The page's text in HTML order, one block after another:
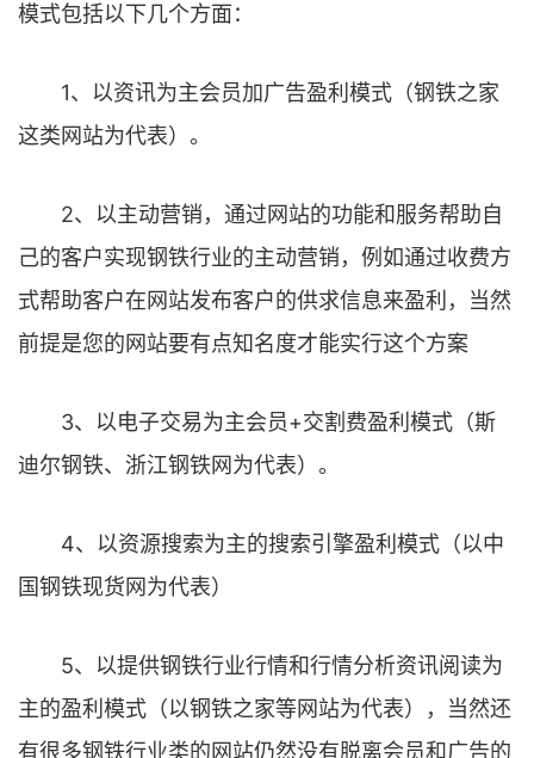
模式包括以下几个方面：
1、以资讯为主会员加广告盈利模式（钢铁之家
这类网站为代表）。
2、以主动营销，通过网站的功能和服务帮助自
己的客户实现钢铁行业的主动营销，例如通过收费方
式帮助客户在网站发布客户的供求信息来盈利，当然
前提是您的网站要有点知名度才能实行这个方案
3、以电子交易为主会员+交割费盈利模式（斯
迪尔钢铁、浙江钢铁网为代表）。
4、以资源搜索为主的搜索引擎盈利模式（以中
国钢铁现货网为代表）
5、以提供钢铁行业行情和行情分析资讯阅读为
主的盈利模式（以钢铁之家等网站为代表），当然还
有很多钢铁行业类的网站仍然没有脱离会员和广告的